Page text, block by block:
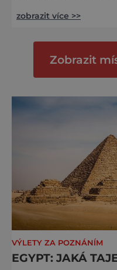
výzdobou. V
prvků nám zde
Přesto je gotický
pořádala anketa
České republiky,
zobrazit více >>
Zobrazit
VÝLETY ZA POZNÁNÍM
EGYPT: JAKÁ